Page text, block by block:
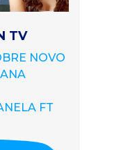
TV
NOVO
FT